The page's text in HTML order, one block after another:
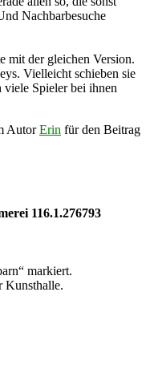
Nachbarbesuche
mit der gleichen Version.
Vielleicht schieben sie
Spieler bei ihnen
AutorErin für den Beitrag
116.1.276793
markiert.
Kunsthalle.